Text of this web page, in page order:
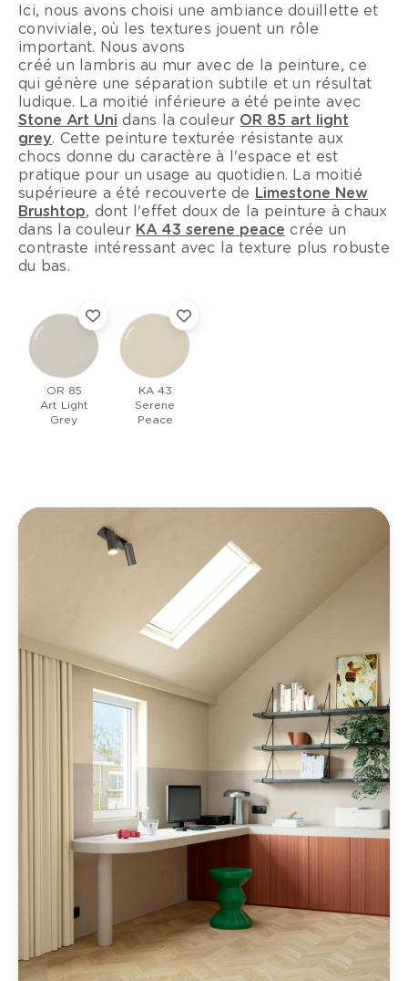
Ici, nous avons choisi une ambiance douillette et
conviviale, où les textures jouent un rôle
important. Nous avons
créé un lambris au mur avec de la peinture, ce
qui génère une séparation subtile et un résultat
ludique. La moitié inférieure a été peinte avec
Stone Art Uni dans la couleur OR 85 art light
grey. Cette peinture texturée résistante aux
chocs donne du caractère à l'espace et est
pratique pour un usage au quotidien. La moitié
supérieure a été recouverte de Limestone New
Brushtop, dont l'effet doux de la peinture à chaux
dans la couleur KA 43 serene peace crée un
contraste intéressant avec la texture plus robuste
du bas.
OR 85
Art Light
Grey
KA 43
Serene
Peace